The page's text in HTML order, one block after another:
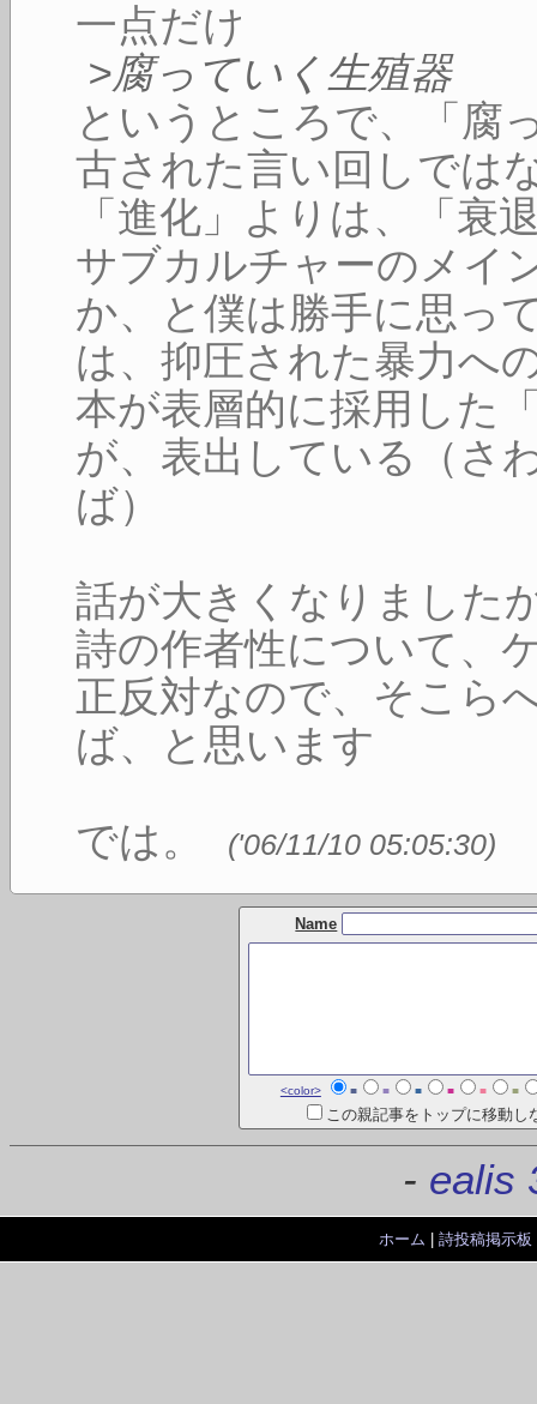
一点だけ
>腐っていく生殖器
というところで、「腐
古された言い回しでは
「進化」よりは、「衰
サブカルチャーのメイ
か、と僕は勝手に思っ
は、抑圧された暴力へ
本が表層的に採用した
が、表出している（さ
ば）
話が大きくなりました
詩の作者性について、
正反対なので、そこら
ば、と思います
では。 ('06/11/10 05:05:30)
Name
<color> ■ ■ ■ ■ ■ ■
この親記事をトップに移動し
- ealis
ホーム 詩投稿掲示板